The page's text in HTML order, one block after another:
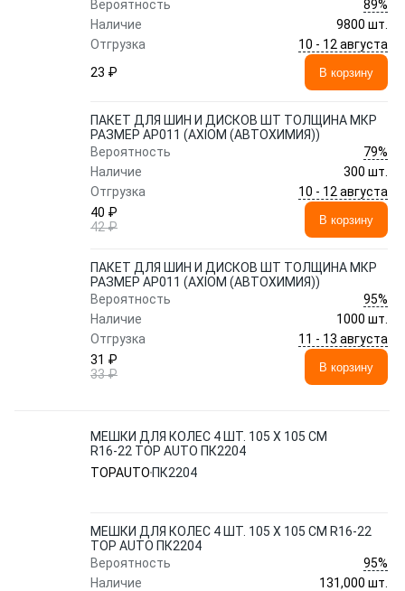
Вероятность
89%
Наличие
9800 шт.
Отгрузка
10 - 12 августа
23 ₽
В корзину
ПАКЕТ ДЛЯ ШИН И ДИСКОВ ШТ ТОЛЩИНА МКР
РАЗМЕР AP011 (AXIOM (АВТОХИМИЯ))
Вероятность
79%
Наличие
300 шт.
Отгрузка
10 - 12 августа
40 ₽
42 ₽
В корзину
ПАКЕТ ДЛЯ ШИН И ДИСКОВ ШТ ТОЛЩИНА МКР
РАЗМЕР AP011 (AXIOM (АВТОХИМИЯ))
Вероятность
95%
Наличие
1000 шт.
Отгрузка
11 - 13 августа
31 ₽
33 ₽
В корзину
МЕШКИ ДЛЯ КОЛЕС 4 ШТ. 105 Х 105 СМ
R16-22 TOP AUTO ПК2204
TOPAUTO ПК2204
МЕШКИ ДЛЯ КОЛЕС 4 ШТ. 105 Х 105 СМ R16-22
TOP AUTO ПК2204
Вероятность
95%
Наличие
131,000 шт.